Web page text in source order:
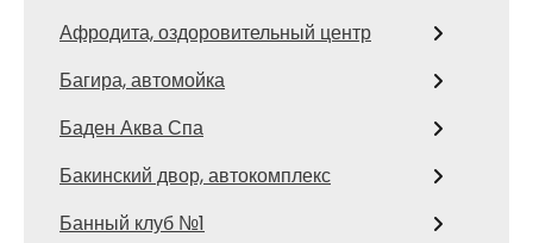
Афродита, оздоровительный центр
Багира, автомойка
Баден Аква Спа
Бакинский двор, автокомплекс
Банный клуб №1